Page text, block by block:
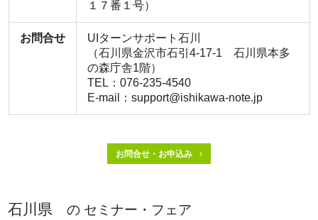
１７番１号）
お問合せ
UIターンサポート石川
（石川県金沢市石引4-17-1 石川県本多
の森庁舎1階）
TEL：076-235-4540
E-mail：support@ishikawa-note.jp
お問合せ・お申込み
石川県 の セミナー・フェア